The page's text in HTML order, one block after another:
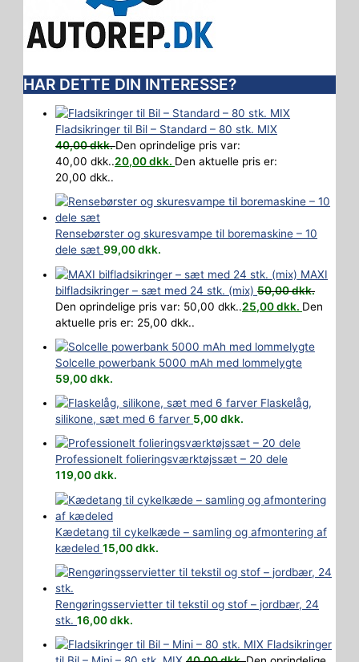
HAR DETTE DIN INTERESSE?
Fladsikringer til Bil – Standard – 80 stk. MIX
40,00dkk.Den oprindelige pris var:
40,00 dkk..20,00dkk. Den aktuelle pris er:
20,00 dkk..
Rensebørster og skuresvampe til boremaskine – 10
dele sæt 99,00dkk.
MAXI
bilfladsikringer – sæt med 24 stk. (mix) 50,00dkk.
Den oprindelige pris var: 50,00 dkk..25,00dkk. Den
aktuelle pris er: 25,00 dkk..
Solcelle powerbank 5000 mAh med lommelygte
59,00dkk.
Flaskelåg,
silikone, sæt med 6 farver 5,00dkk.
Professionelt folieringsværktøjssæt – 20 dele
119,00dkk.
Kædetang til cykelkæde – samling og afmontering af
kædeled 15,00dkk.
Rengøringsservietter til tekstil og stof – jordbær, 24
stk. 16,00dkk.
Fladsikringer